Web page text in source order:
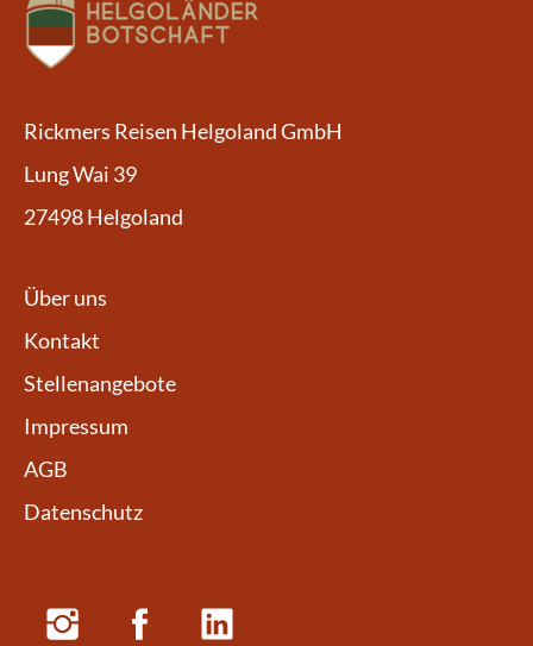
Rickmers Reisen Helgoland GmbH
Lung Wai 39
27498 Helgoland
Über uns
Kontakt
Stellenangebote
Impressum
AGB
Datenschutz